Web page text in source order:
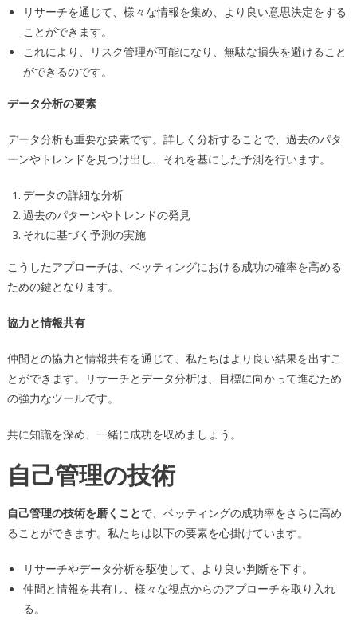
リサーチを通じて、様々な情報を集め、より良い意思決定をする
ことができます。
これにより、リスク管理が可能になり、無駄な損失を避けること
ができるのです。
データ分析の要素
データ分析も重要な要素です。詳しく分析することで、過去のパタ
ーンやトレンドを見つけ出し、それを基にした予測を行います。
データの詳細な分析
過去のパターンやトレンドの発見
それに基づく予測の実施
こうしたアプローチは、ベッティングにおける成功の確率を高める
ための鍵となります。
協力と情報共有
仲間との協力と情報共有を通じて、私たちはより良い結果を出すこ
とができます。リサーチとデータ分析は、目標に向かって進むため
の強力なツールです。
共に知識を深め、一緒に成功を収めましょう。
自己管理の技術
自己管理の技術を磨くことで、ベッティングの成功率をさらに高め
ることができます。私たちは以下の要素を心掛けています。
リサーチやデータ分析を駆使して、より良い判断を下す。
仲間と情報を共有し、様々な視点からのアプローチを取り入れ
る。